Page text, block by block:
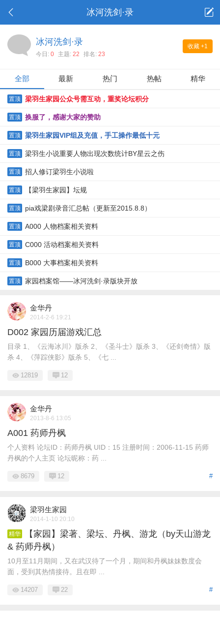
冰河洗剑·录
收藏 +1
冰河洗剑·录
今日: 0 主题: 22 排名: 23
全部 最新 热门 热帖 精华
置顶 梁羽生家园公众号需互动，重奖论坛积分
置顶 换服了，感谢大家的赞助
置顶 梁羽生家园VIP组及充值，手工操作最低十元
置顶 梁羽生小说重要人物出现次数统计BY星云之伤
置顶 招人修订梁羽生小说啦
置顶 【梁羽生家园】坛规
置顶 pia戏梁剧录音汇总帖（更新至2015.8.8）
置顶 A000 人物档案相关资料
置顶 C000 活动档案相关资料
置顶 B000 大事档案相关资料
置顶 家园档案馆——冰河洗剑·录版块开放
金华丹
2014-2-6 19:21
D002 家园历届游戏汇总
目录 1、《云海冰川》版杀 2、《圣斗士》版杀 3、《还剑奇情》版
杀 4、《萍踪侠影》版杀 5、《七 ...
12819 12
金华丹
2013-8-6 13:05
A001 药师丹枫
个人资料 论坛ID：药师丹枫 UID：15 注册时间：2006-11-15 药师
丹枫的个人主页 论坛昵称：药 ...
#
8679 12
梁羽生家园
2014-1-10 20:10
精华
【家园】梁著、梁坛、丹枫、游龙（by天山游龙
& 药师丹枫）
10月至11月期间，又在武汉待了一个月，期间和丹枫妹妹数度会
面，受到其热情接待。且在即 ...
#
14207 22